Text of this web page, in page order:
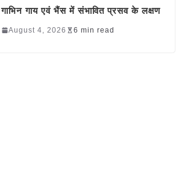
गाभिन गाय एवं भैंस में संभावित प्रसव के लक्षण
August 4, 2026 6 min read